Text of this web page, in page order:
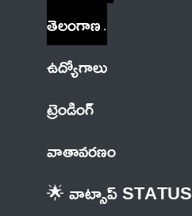
తెలంగాణ
ఉద్యోగాలు
ట్రెండింగ్
వాతావరణం
🌟 వాట్సాప్ STATUS